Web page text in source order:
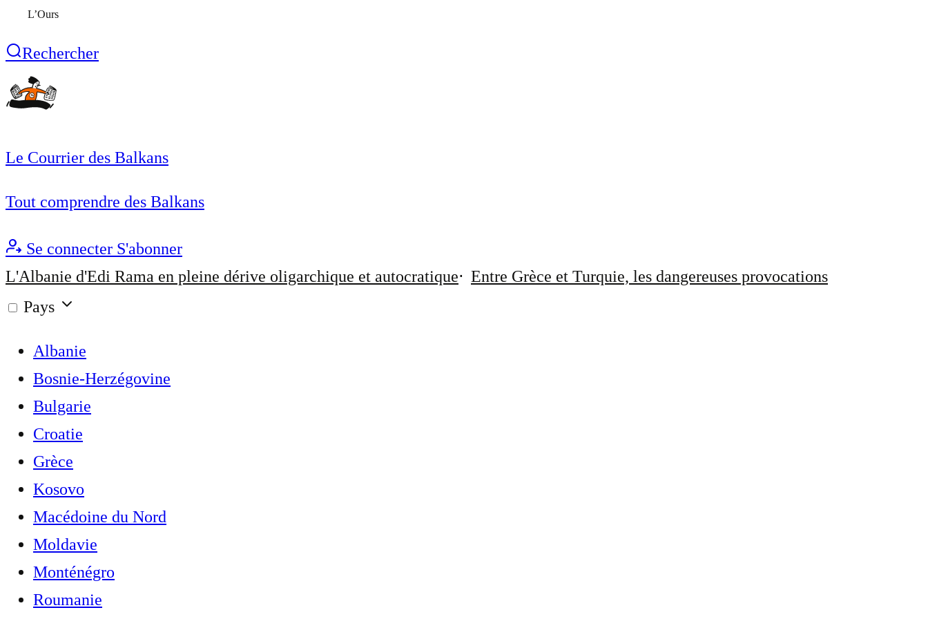
L’Ours
Rechercher
Le Courrier des Balkans
Tout comprendre des Balkans
Se connecter S'abonner
L'Albanie d'Edi Rama en pleine dérive oligarchique et autocratique
Entre Grèce et Turquie, les dangereuses provocations
Pays
Albanie
Bosnie-Herzégovine
Bulgarie
Croatie
Grèce
Kosovo
Macédoine du Nord
Moldavie
Monténégro
Roumanie